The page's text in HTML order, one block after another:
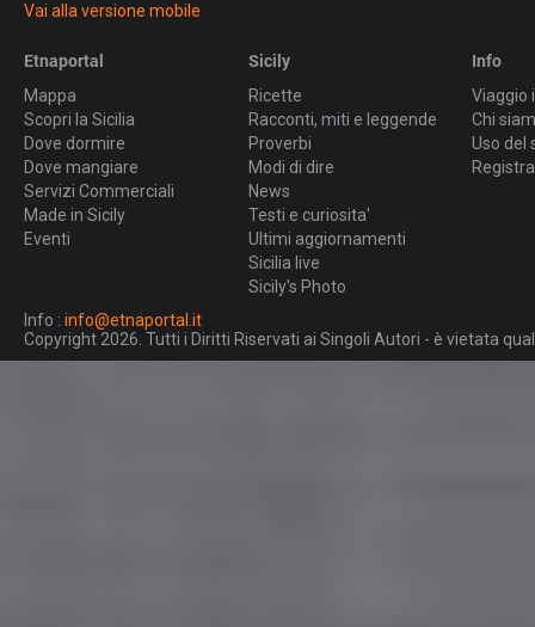
Vai alla versione mobile
Etnaportal
Mappa
Scopri la Sicilia
Dove dormire
Dove mangiare
Servizi Commerciali
Made in Sicily
Eventi
Sicily
Ricette
Racconti, miti e leggende
Proverbi
Modi di dire
News
Testi e curiosita'
Ultimi aggiornamenti
Sicilia live
Sicily's Photo
Info
Viaggio
Chi
Uso del
Info : info@etnaportal.it
Copyright 2026. Tutti i Diritti Riservati ai Singoli Autori - è vietata